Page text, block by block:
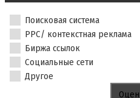
Поисковая система
PPC/ контекстная реклама
Биржа ссылок
Социальные сети
Другое